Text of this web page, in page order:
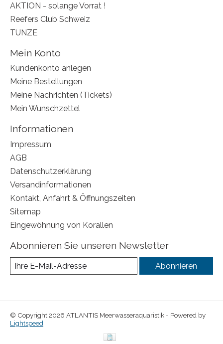
AKTION - solange Vorrat !
Reefers Club Schweiz
TUNZE
Mein Konto
Kundenkonto anlegen
Meine Bestellungen
Meine Nachrichten (Tickets)
Mein Wunschzettel
Informationen
Impressum
AGB
Datenschutzerklärung
Versandinformationen
Kontakt, Anfahrt & Öffnungszeiten
Sitemap
Eingewöhnung von Korallen
Abonnieren Sie unseren Newsletter
Abonnieren
© Copyright 2026 ATLANTIS Meerwasseraquaristik - Powered by
Lightspeed